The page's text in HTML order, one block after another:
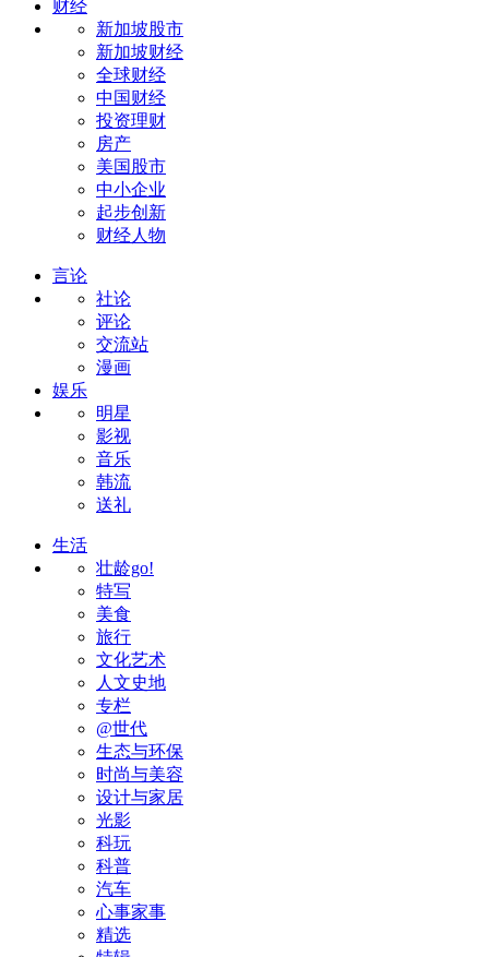
财经
新加坡股市
新加坡财经
全球财经
中国财经
投资理财
房产
美国股市
中小企业
起步创新
财经人物
言论
社论
评论
交流站
漫画
娱乐
明星
影视
音乐
韩流
送礼
生活
壮龄go!
特写
美食
旅行
文化艺术
人文史地
专栏
@世代
生态与环保
时尚与美容
设计与家居
光影
科玩
科普
汽车
心事家事
精选